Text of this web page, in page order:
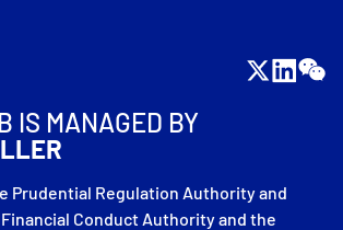
IS MANAGED BY
Prudential Regulation Authority and
Conduct Authority and the